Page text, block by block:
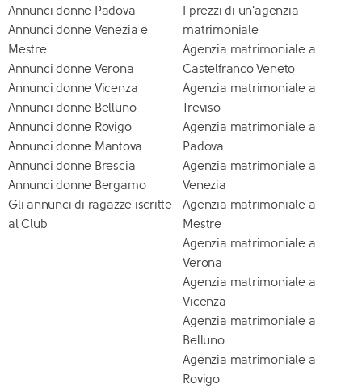
Annunci donne Padova
Annunci donne Venezia e
Mestre
Annunci donne Verona
Annunci donne Vicenza
Annunci donne Belluno
Annunci donne Rovigo
Annunci donne Mantova
Annunci donne Brescia
Annunci donne Bergamo
Gli annunci di ragazze iscritte
al Club
I prezzi di un'agenzia
matrimoniale
Agenzia matrimoniale a
Castelfranco Veneto
Agenzia matrimoniale a
Treviso
Agenzia matrimoniale a
Padova
Agenzia matrimoniale a
Venezia
Agenzia matrimoniale a
Mestre
Agenzia matrimoniale a
Verona
Agenzia matrimoniale a
Vicenza
Agenzia matrimoniale a
Belluno
Agenzia matrimoniale a
Rovigo